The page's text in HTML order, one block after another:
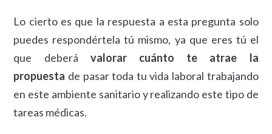
Lo cierto es que la respuesta a esta pregunta solo
puedes respondértela tú mismo, ya que eres tú el
que deberá valorar cuánto te atrae la
propuesta de pasar toda tu vida laboral trabajando
en este ambiente sanitario y realizando este tipo de
tareas médicas.